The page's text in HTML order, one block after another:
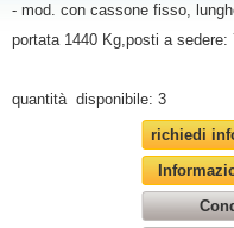
- mod. con cassone fisso,
portata 1440 Kg,posti a
quantità disponibile: 3
richiedi